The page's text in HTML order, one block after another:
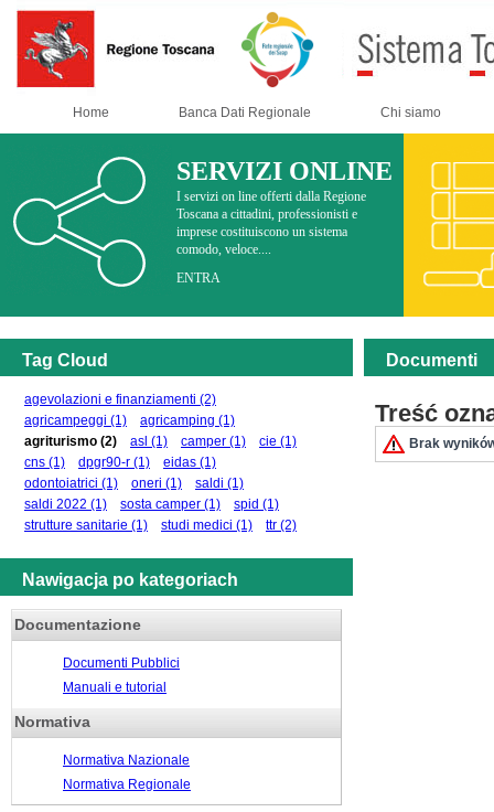
Home Banca Dati Regionale Chi siamo
SERVIZI ONLINE
I servizi on line offerti dalla Regione
Toscana a cittadini, professionisti e
imprese costituiscono un sistema
comodo, veloce....
ENTRA
Tag Cloud
agevolazioni e finanziamenti (2)
agricampeggi (1) agricamping (1)
agriturismo (2) asl (1) camper (1) cie (1)
cns (1) dpgr90-r (1) eidas (1)
odontoiatrici (1) oneri (1) saldi (1)
saldi 2022 (1) sosta camper (1) spid (1)
strutture sanitarie (1) studi medici (1) ttr (2)
Nawigacja po kategoriach
Documentazione
Documenti Pubblici
Manuali e tutorial
Normativa
Normativa Nazionale
Normativa Regionale
Documenti
Treść
Brak